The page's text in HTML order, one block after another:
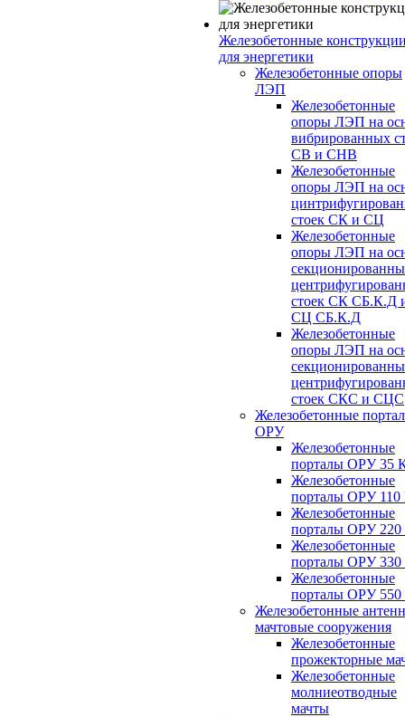
Железобетонные
для энергетики
Железобетонные опоры
ЛЭП
Железобетонные
опоры ЛЭП на
вибрированных
СВ и СНВ
Железобетонные
опоры ЛЭП на
стоек СК и СЦ
Железобетонные
опоры ЛЭП на
стоек СК СБ.К.Д
СЦ СБ.К.Д
Железобетонные
опоры ЛЭП на
стоек СКС и СЦС
Железобетонные
ОРУ
Железобетонные
порталы ОРУ 35
Железобетонные
порталы ОРУ
Железобетонные
порталы ОРУ
Железобетонные
порталы ОРУ
Железобетонные
порталы ОРУ
Железобетонные
мачтовые сооружения
Железобетонные
прожекторные
Железобетонные
молниеотводные
мачты